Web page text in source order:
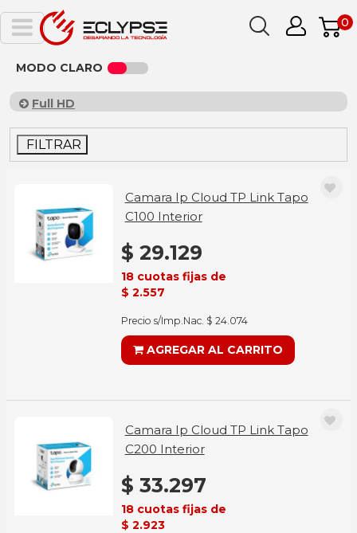
0
MODO CLARO
Full HD
FILTRAR
Camara Ip Cloud TP Link Tapo
C100 Interior
$ 29.129
18 cuotas fijas de
$ 2.557
Precio s/Imp.Nac. $ 24.074
AGREGAR AL CARRITO
Camara Ip Cloud TP Link Tapo
C200 Interior
$ 33.297
18 cuotas fijas de
$ 2.923